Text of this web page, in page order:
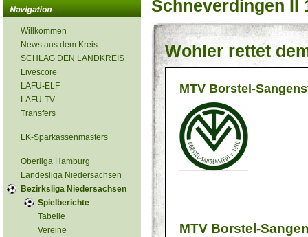
Willkommen
News aus dem Kreis
SCHLAG DEN LANDKREIS
Livescore
LAFU-ELF
LAFU-TV
Transfers
LK-Sparkassenmasters
Oberliga Hamburg
Landesliga Niedersachsen
Bezirksliga Niedersachsen
Spielberichte
Tabelle
Vereine
Schneverdingen II
Wohler rettet
MTV Borstel-
MTV Borstel-